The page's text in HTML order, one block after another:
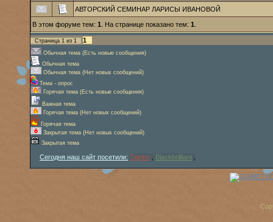
АВТОРСКИЙ СЕМИНАР ЛАРИСЫ ИВАНОВОЙ
В этом форуме тем: 1 . На странице показано тем: 1
Страница 1 из 1 1
Обычная тема (Есть новые сообщения)
Обычная тема
Обычная тема (Нет новых сообщений)
Тема - опрос
Горячая тема (Есть новые сообщения)
Важная тема
Горячая тема (Нет новых сообщений)
Горячая тема
Закрытая тема (Нет новых сообщений)
Закрытая тема
Сегодня наш сайт посетили: Tigrino Blackbrilliant